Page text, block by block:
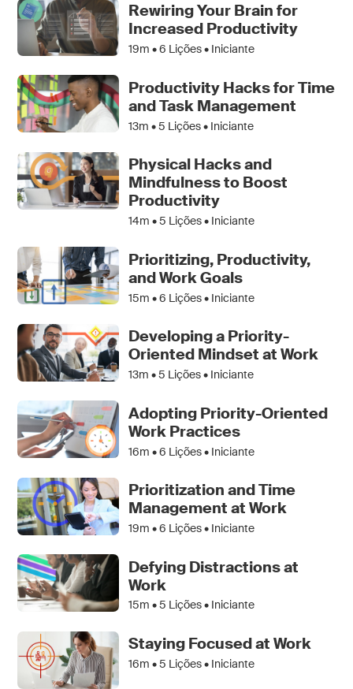
Rewiring Your Brain for
Increased Productivity
19m •6 Lições • Iniciante
Productivity Hacks for Time
and Task Management
13m •5 Lições • Iniciante
Physical Hacks and
Mindfulness to Boost
Productivity
14m •5 Lições • Iniciante
Prioritizing, Productivity,
and Work Goals
15m •6 Lições • Iniciante
Developing a Priority-
Oriented Mindset at Work
13m •5 Lições • Iniciante
Adopting Priority-Oriented
Work Practices
16m •6 Lições • Iniciante
Prioritization and Time
Management at Work
19m •6 Lições • Iniciante
Defying Distractions at
Work
15m •5 Lições • Iniciante
Staying Focused at Work
16m •5 Lições • Iniciante